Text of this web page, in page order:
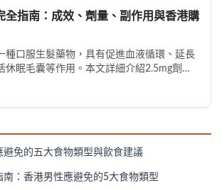
全指南：成效、劑量、副作用與香港購
種口服生髮藥物，具有促進血液循環、延長
休眠毛囊等作用。本文詳細介紹2.5mg劑量
真實用戶經驗分享。
避免的五大食物類型與飲食建議
：香港男性應避免的5大食物類型